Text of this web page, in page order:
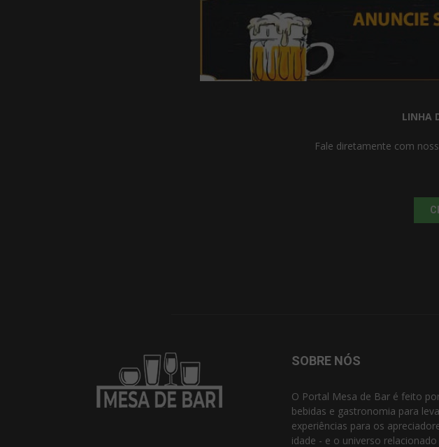
LINHA
Fale diretamente com
SOBRE NÓS
O Portal Mesa de Bar é feito
bebidas e gastronomia para
experiências para os
idade - e o universo